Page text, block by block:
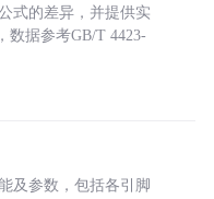
式的差异，并提供实
数据参考GB/T 4423-
及参数，包括各引脚